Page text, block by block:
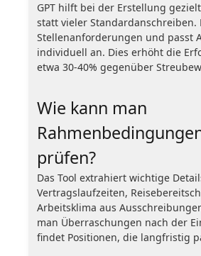
GPT hilft bei der Erstellung
statt vieler Standardanschreiben.
Stellenanforderungen und passt
individuell an. Dies erhöht die
etwa 30-40% gegenüber
Wie kann man
prüfen?
Das Tool extrahiert wichtige
Vertragslaufzeiten,
Arbeitsklima aus
man Überraschungen nach der
findet Positionen, die langfristig